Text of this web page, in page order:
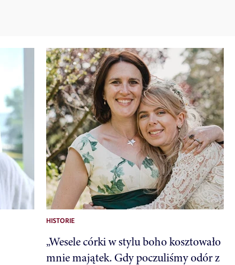
HISTORIE
„Wesele córki w stylu boho kosztowało
mnie majątek. Gdy poczuliśmy odór z